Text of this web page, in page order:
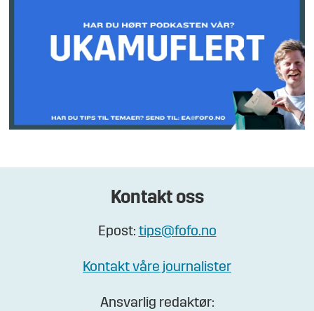
Kontakt oss
Epost: tips@fofo.no
Kontakt våre journalister
Ansvarlig redaktør: